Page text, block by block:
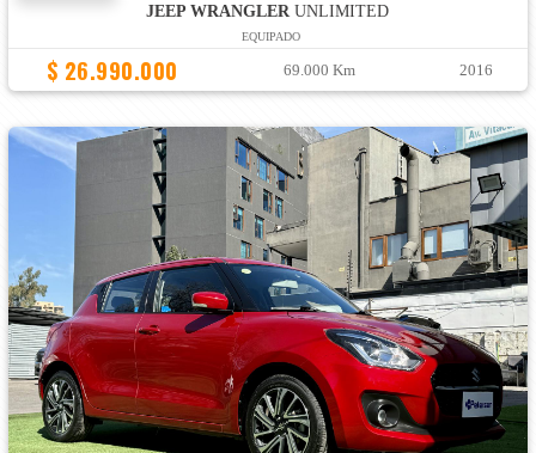
JEEP WRANGLER UNLIMITED
EQUIPADO
$ 26.990.000 69.000 Km 2016